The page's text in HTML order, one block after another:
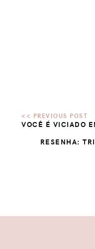
VOCÊ É VICIADO
RESENHA: